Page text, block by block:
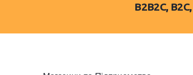
B2B2C,